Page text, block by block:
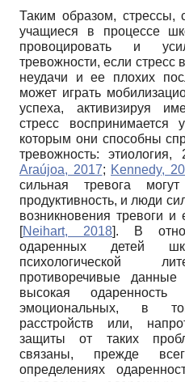
Таким образом, стрессы,
учащиеся в процессе
провоцировать и
тревожности, если стресс
неудачи и ее плохих
может играть
успеха, активизируя
стресс
которым они способны
тревожность: этиология,
Araújoa, 2017; Kennedy,
сильная тревога
продуктивность, и люди
возникновения тревоги
[Neihart, 2018]. В
одаренных детей
психологической
противоречивые
высокая
эмоциональных, в
расстройств или,
защиты от таких
связаны, прежде
определениях